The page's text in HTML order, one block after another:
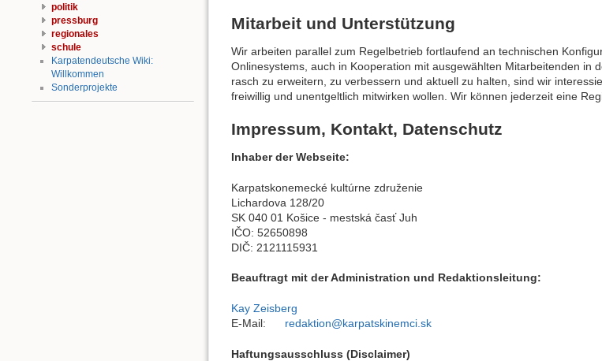
politik
pressburg
regionales
schule
Karpatendeutsche Wiki:
Willkommen
Sonderprojekte
Mitarbeit und Unterstützung
Wir arbeiten parallel zum Regelbetrieb fortlaufend an technischen
Onlinesystems, auch in Kooperation mit ausgewählten Mitarbeitenden
rasch zu erweitern, zu verbessern und aktuell zu halten, sind wir
freiwillig und unentgeltlich mitwirken wollen. Wir können jederzeit eine
Impressum, Kontakt, Datenschutz
Inhaber der Webseite:
Karpatskonemecké kultúrne združenie
Lichardova 128/20
SK 040 01 Košice - mestská časť Juh
IČO: 52650898
DIČ: 2121115931
Beauftragt mit der Administration und Redaktionsleitung:
Kay Zeisberg
E-Mail:
redaktion@karpatskinemci.sk
Haftungsausschluss (Disclaimer)